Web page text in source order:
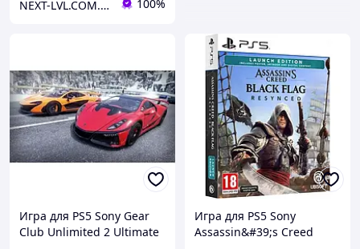
NEXT-LVL.COM.UA 100%
Игра для PS5 Sony Gear
Club Unlimited 2 Ultimate
Игра для PS5 Sony
Assassin&#39;s Creed